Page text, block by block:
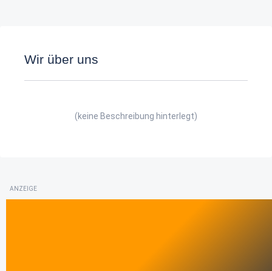
Wir über uns
(keine Beschreibung hinterlegt)
ANZEIGE